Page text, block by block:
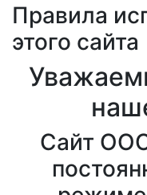
Правила
этого сайта
Сайт